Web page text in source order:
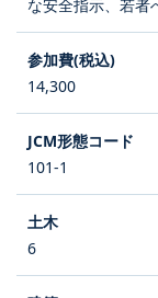
な安全指示、若者
14,300
101-1
6